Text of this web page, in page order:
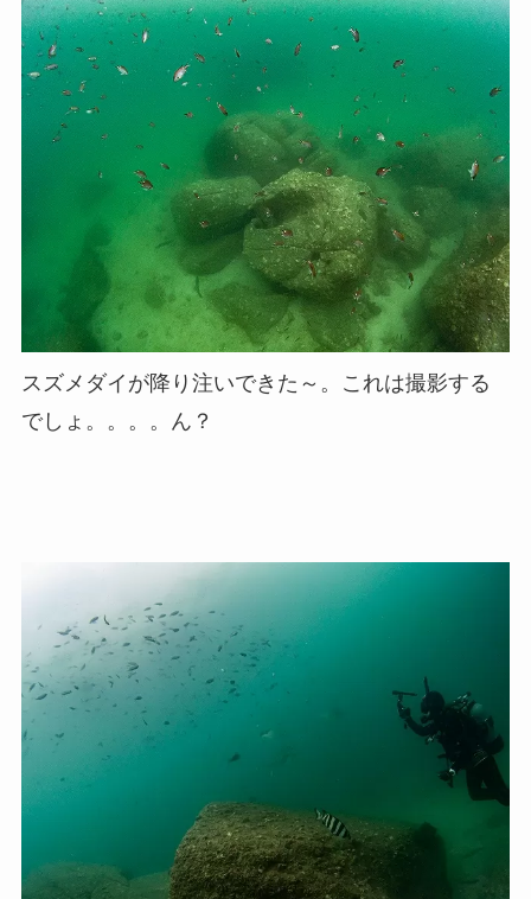
スズメダイが降り注いできた～。これは撮影する
でしょ。。。。ん？